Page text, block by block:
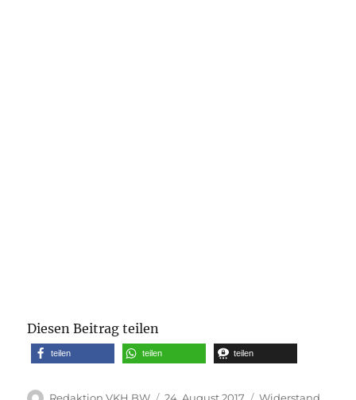
Diesen Beitrag teilen
teilen teilen teilen
Autor
Veröffentlicht
Kategorien